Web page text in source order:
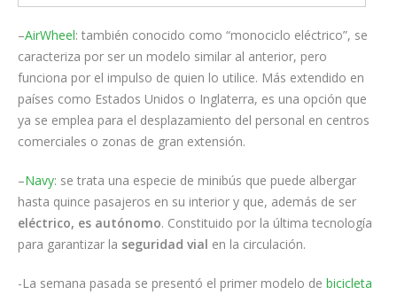
–AirWheel: también conocido como “monociclo eléctrico”, se
caracteriza por ser un modelo similar al anterior, pero
funciona por el impulso de quien lo utilice. Más extendido en
países como Estados Unidos o Inglaterra, es una opción que
ya se emplea para el desplazamiento del personal en centros
comerciales o zonas de gran extensión.
–Navy: se trata una especie de minibús que puede albergar
hasta quince pasajeros en su interior y que, además de ser
eléctrico, es autónomo. Constituido por la última tecnología
para garantizar la seguridad vial en la circulación.
-La semana pasada se presentó el primer modelo de bicicleta